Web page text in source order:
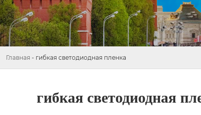
Главная - гибкая светодиодная пленка
гибкая светодиодная